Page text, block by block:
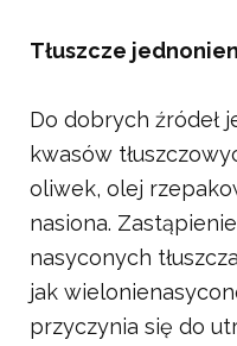
Tłuszcze
Do dobrych źródeł
kwasów
oliwek, olej
nasiona.
nasyconych
jak
przyczynia się do